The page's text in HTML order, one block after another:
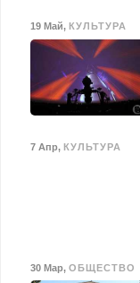
19 Май, КУЛЬТУРА
7 Апр, КУЛЬТУРА
30 Мар, ОБЩЕСТВО